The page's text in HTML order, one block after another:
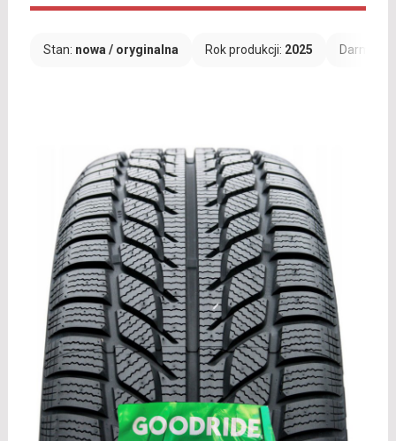
Stan: nowa / oryginalna Rok produkcji: 2025